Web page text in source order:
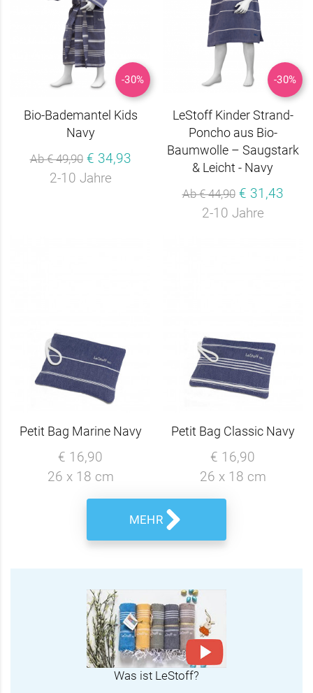
-30%
Bio-Bademantel Kids
Navy
Ab € 49,90 € 34,93
2-10 Jahre
-30%
LeStoff Kinder Strand-
Poncho aus Bio-
Baumwolle – Saugstark
& Leicht - Navy
Ab € 44,90 € 31,43
2-10 Jahre
Petit Bag Marine Navy
€ 16,90
26 x 18 cm
Petit Bag Classic Navy
€ 16,90
26 x 18 cm
MEHR
Was ist LeStoff?